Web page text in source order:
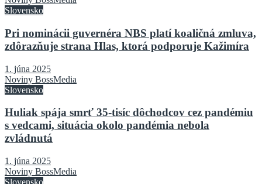
Slovensko
Pri nominácii guvernéra NBS platí koaličná zmluva,
zdôrazňuje strana Hlas, ktorá podporuje Kažimíra
1. júna 2025
Noviny BossMedia
Slovensko
Huliak spája smrť 35-tisíc dôchodcov cez pandémiu
s vedcami, situácia okolo pandémia nebola
zvládnutá
1. júna 2025
Noviny BossMedia
Slovensko